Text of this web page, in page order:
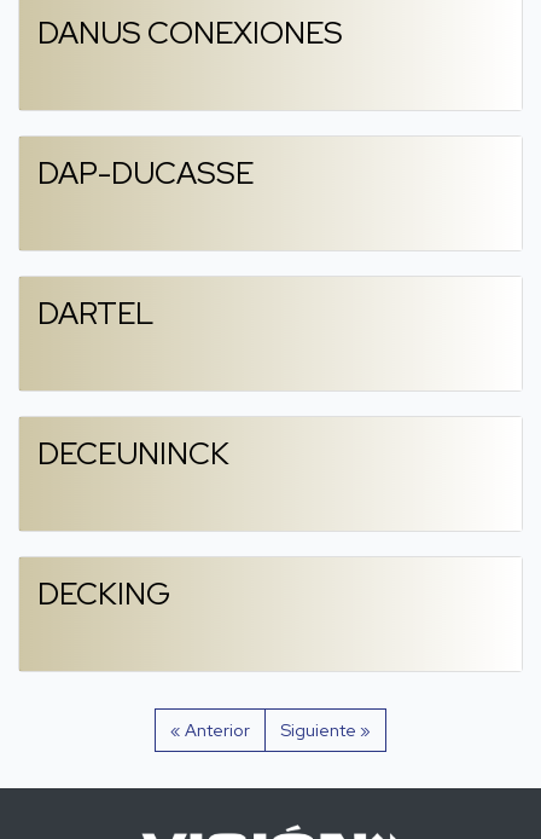
DANUS CONEXIONES
DAP-DUCASSE
DARTEL
DECEUNINCK
DECKING
« Anterior Siguiente »